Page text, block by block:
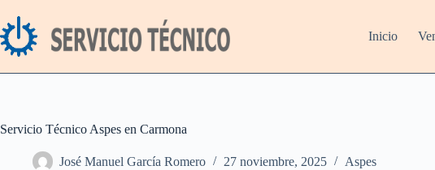
al
contenido
Inicio
Servicio Técnico Aspes en Carmona
José Manuel García Romero 27 noviembre, 2025 Aspes